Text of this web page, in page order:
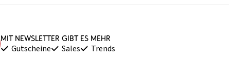
Mit Newsletter gibt es mehr
Gutscheine Sales Trends